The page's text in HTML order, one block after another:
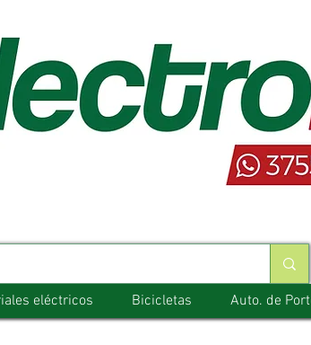
eléctricos Bicicletas Auto. de